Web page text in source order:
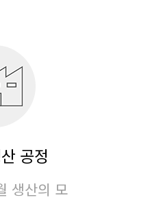
공정
생산의 모